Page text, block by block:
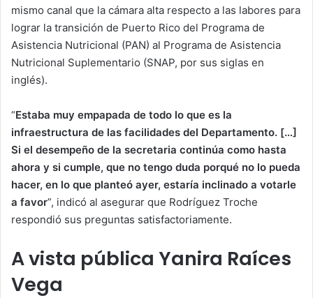
mismo canal que la cámara alta respecto a las labores para
lograr la transición de Puerto Rico del Programa de
Asistencia Nutricional (PAN) al Programa de Asistencia
Nutricional Suplementario (SNAP, por sus siglas en
inglés).
“Estaba muy empapada de todo lo que es la
infraestructura de las facilidades del Departamento. […]
Si el desempeño de la secretaria continúa como hasta
ahora y si cumple, que no tengo duda porqué no lo pueda
hacer, en lo que planteó ayer, estaría inclinado a votarle
a favor”, indicó al asegurar que Rodríguez Troche
respondió sus preguntas satisfactoriamente.
A vista pública Yanira Raíces
Vega